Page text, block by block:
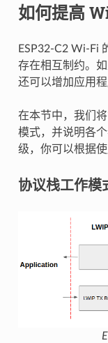
如何提高
ESP32-C2 Wi-Fi
存在相互制约。
还可以增加应用
在本节中，我们
模式，并说明各
级，你可以根据
协议栈工作模